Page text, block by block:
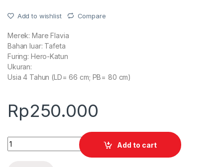
Add to wishlist Compare
Merek: Mare Flavia
Bahan luar: Tafeta
Furing: Hero-Katun
Ukuran:
Usia 4 Tahun (LD= 66 cm; PB= 80 cm)
Rp250.000
Quantity
Add to cart